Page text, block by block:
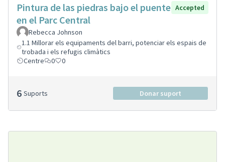
Pintura de las piedras bajo el puente
en el Parc Central
Accepted
Rebecca Johnson
1.1 Millorar els equipaments del barri, potenciar els espais de
trobada i els refugis climàtics
Centre
0 0
6 Suports Donar suport